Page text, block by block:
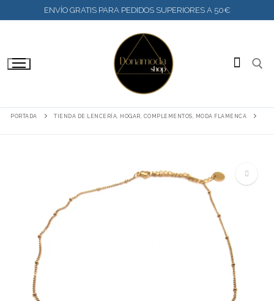
ENVÍO GRATIS PARA PEDIDOS SUPERIORES A 50€
PORTADA TIENDA DE LENCERÍA, HOGAR, COMPLEMENTOS, MODA FLAMENCA